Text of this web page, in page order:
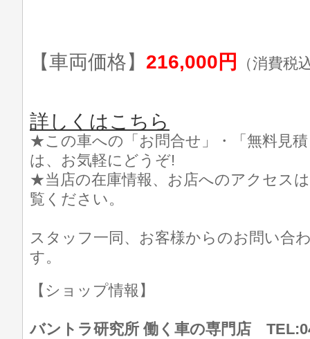
【車両価格】 216,000円 （消費税
詳しくはこちら
★この車への「お問合せ」・「無料見
は、お気軽にどうぞ!
★当店の在庫情報、お店へのアクセス
覧ください。
スタッフ一同、お客様からのお問い合
す。
【ショップ情報】
バントラ研究所 働く車の専門店